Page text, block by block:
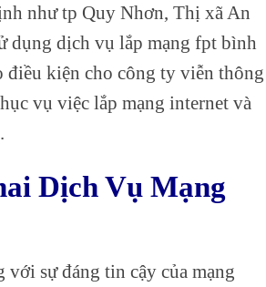
như tp Quy Nhơn, Thị xã An
dụng dịch vụ lắp mạng fpt bình
điều kiện cho công ty viễn thông
vụ việc lắp mạng internet và
Dịch Vụ Mạng
với sự đáng tin cậy của mạng